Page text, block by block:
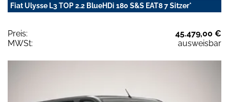
Fiat Ulysse L3 TOP 2.2 BlueHDi 180 S&S EAT8 7 Sitzer*
Preis:
45.479,00 €
MWSt:
ausweisbar